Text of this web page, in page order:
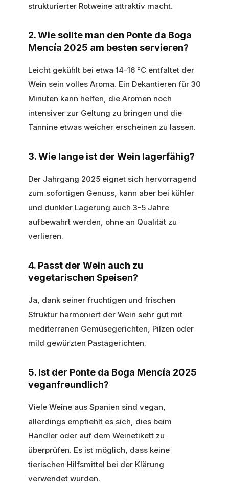
strukturierter Rotweine attraktiv macht.
2. Wie sollte man den Ponte da Boga
Mencía 2025 am besten servieren?
Leicht gekühlt bei etwa 14-16 °C entfaltet der
Wein sein volles Aroma. Ein Dekantieren für 30
Minuten kann helfen, die Aromen noch
intensiver zur Geltung zu bringen und die
Tannine etwas weicher erscheinen zu lassen.
3. Wie lange ist der Wein lagerfähig?
Der Jahrgang 2025 eignet sich hervorragend
zum sofortigen Genuss, kann aber bei kühler
und dunkler Lagerung auch 3-5 Jahre
aufbewahrt werden, ohne an Qualität zu
verlieren.
4. Passt der Wein auch zu
vegetarischen Speisen?
Ja, dank seiner fruchtigen und frischen
Struktur harmoniert der Wein sehr gut mit
mediterranen Gemüsegerichten, Pilzen oder
mild gewürzten Pastagerichten.
5. Ist der Ponte da Boga Mencía 2025
veganfreundlich?
Viele Weine aus Spanien sind vegan,
allerdings empfiehlt es sich, dies beim
Händler oder auf dem Weinetikett zu
überprüfen. Es ist möglich, dass keine
tierischen Hilfsmittel bei der Klärung
verwendet wurden.